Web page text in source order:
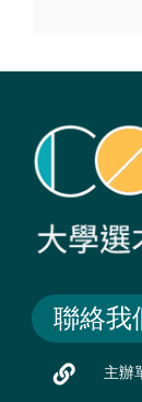
聯絡我
主辦